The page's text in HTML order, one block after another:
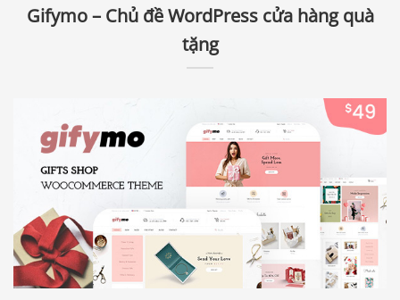
Gifymo – Chủ đề WordPress cửa hàng quà
tặng